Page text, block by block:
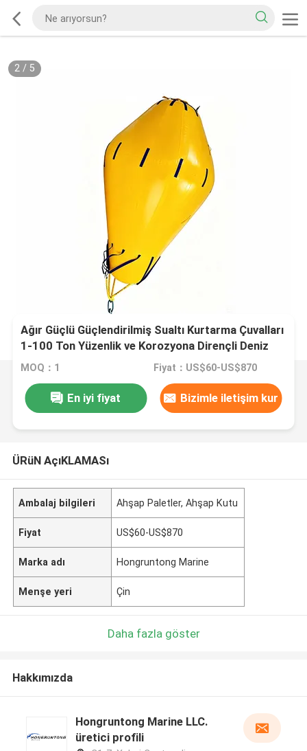
2/ 5
Ağır Güçlü Güçlendirilmiş Sualtı Kurtarma Çuvalları
1-100 Ton Yüzenlik ve Korozyona Dirençli Deniz
Kurtarma Hava Yastıkları
MOQ：1 Fiyat：US$60-US$870
En iyi fiyat Bizimle iletişim kur
ÜRüN AçıKLAMASı
Ambalaj bilgileri Ahşap Paletler, Ahşap Kutu
Fiyat US$60-US$870
Marka adı Hongruntong Marine
Menşe yeri Çin
Daha fazla göster
Hakkımızda
Hongruntong Marine LLC.
üretici profili